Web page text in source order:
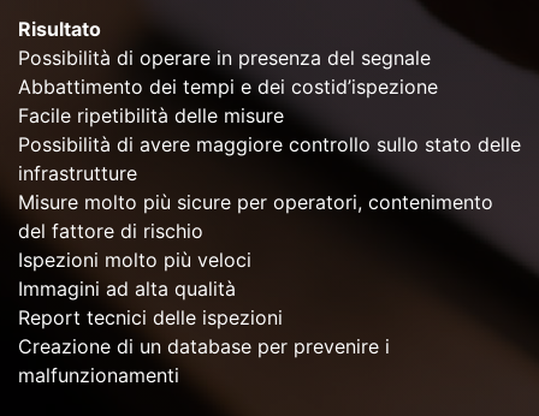
Risultato
Possibilità di operare in presenza del segnale
Abbattimento dei tempi e dei costid’ispezione
Facile ripetibilità delle misure
Possibilità di avere maggiore controllo sullo stato delle
infrastrutture
Misure molto più sicure per operatori, contenimento
del fattore di rischio
Ispezioni molto più veloci
Immagini ad alta qualità
Report tecnici delle ispezioni
Creazione di un database per prevenire i
malfunzionamenti